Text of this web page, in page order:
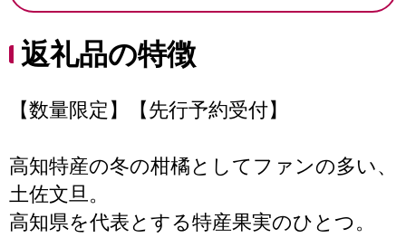
返礼品の特徴
【数量限定】【先行予約受付】
高知特産の冬の柑橘としてファンの多い、
土佐文旦。
高知県を代表とする特産果実のひとつ。